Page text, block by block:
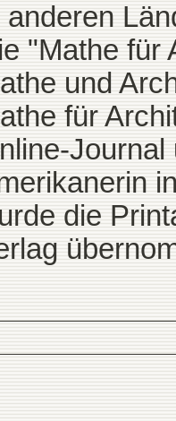
anderen
"Mathe für
und
für
Journal
die